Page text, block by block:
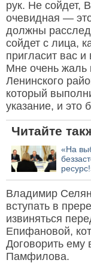
рук. Не сойдет,
очевидная —
должны
сойдет с лица,
пригласит вас
Мне очень жаль
Ленинского
который
указание, и это
Читайте
«На
Владимир
вступать в
извиняться
Епифановой,
Договорить
Памфилова.